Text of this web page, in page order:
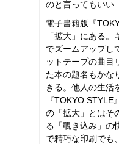
のと言ってもいい
電子書籍版『
「拡大」にある
でズームアップし
ットテープの曲目
た本の題名もかな
きる。他人の生活
『TOKYO
の「拡大」とはそ
る「覗き込み」
で精巧な印刷でも